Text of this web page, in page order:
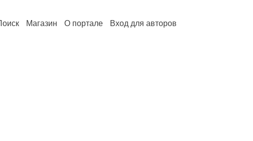
Магазин О портале Вход для авторов